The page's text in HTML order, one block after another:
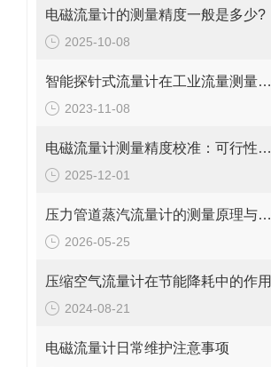
电磁流量计的测量精度一般是多少?
2025-10-08
智能探针式流量计在工业流量测量中的应用
2023-11-08
电磁流量计测量精度校准：可行性、方法与实操指南
2025-12-01
压力管道蒸汽流量计的测量原理与日常维护操作规范
2026-05-25
压缩空气流量计在节能降耗中的作用
2024-08-21
电磁流量计日常维护注意事项